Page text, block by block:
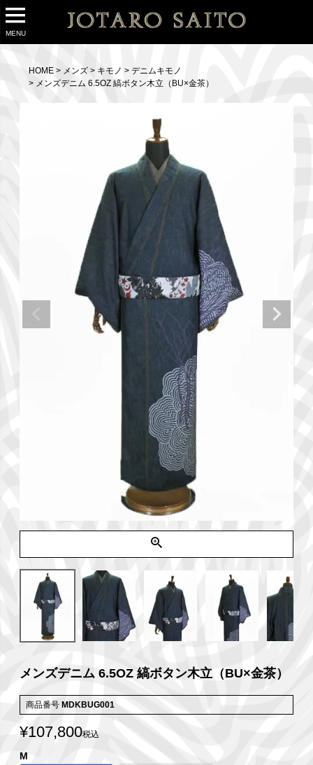
MENU
HOME メンズ キモノ
デニムキモノ
メンズデニム 6.5OZ 縞ボタン木立（BU×金茶）
メンズデニム 6.5OZ 縞ボタン木立（BU×金茶）
商品番号 MDKBUG001
¥107,800税込
M